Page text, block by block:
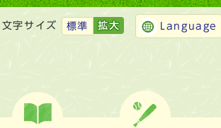
文字サイズ 標準 拡大 Language